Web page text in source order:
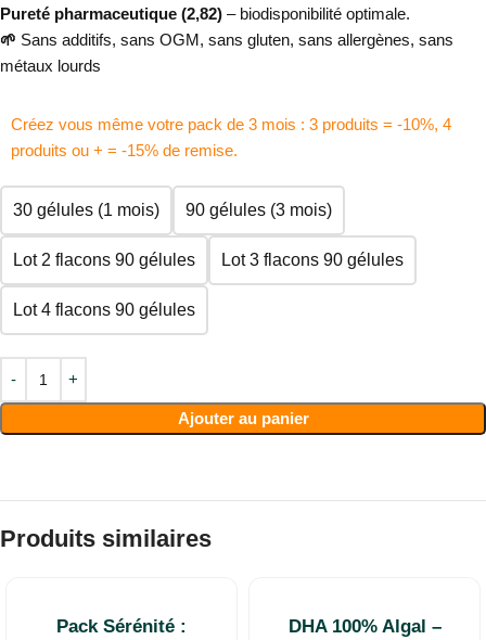
Pureté pharmaceutique (2,82) – biodisponibilité optimale.
🌱 Sans additifs, sans OGM, sans gluten, sans allergènes, sans
métaux lourds
Créez vous même votre pack de 3 mois : 3 produits = -10%, 4
produits ou + = -15% de remise.
30 gélules (1 mois) 90 gélules (3 mois)
Lot 2 flacons 90 gélules Lot 3 flacons 90 gélules
Lot 4 flacons 90 gélules
Ajouter au panier
Produits similaires
Pack Sérénité :
DHA 100% Algal –